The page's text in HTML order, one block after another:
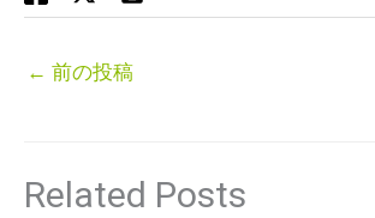
← 前の投稿
Related Posts